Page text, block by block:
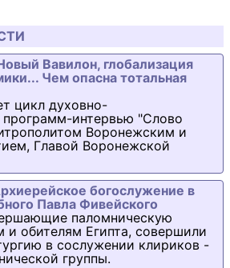
Вавилон, глобализация
Чем опасна тотальная
цикл духовно-
программ-интервью "Слово
Воронежским и
Главой Воронежской
богослужение в
Павла Фивейского
паломническую
и обителям Египта, совершили
в сослужении клириков -
группы.